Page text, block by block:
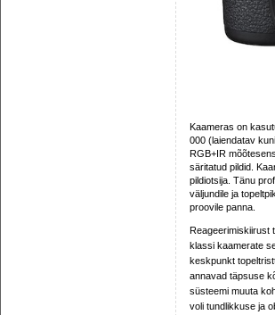
Kaameras on
000 (laiendatav
RGB+IR
säritatud pildid.
pildiotsija. Tänu
väljundile ja
proovile panna.
Reageerimiskiirust
klassi kaamerate
keskpunkt
annavad täpsuse
süsteemi muuta
voli tundlikkuse ja